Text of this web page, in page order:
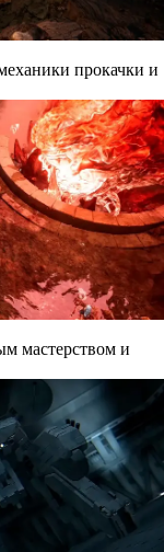
прокачки и
мастерством и